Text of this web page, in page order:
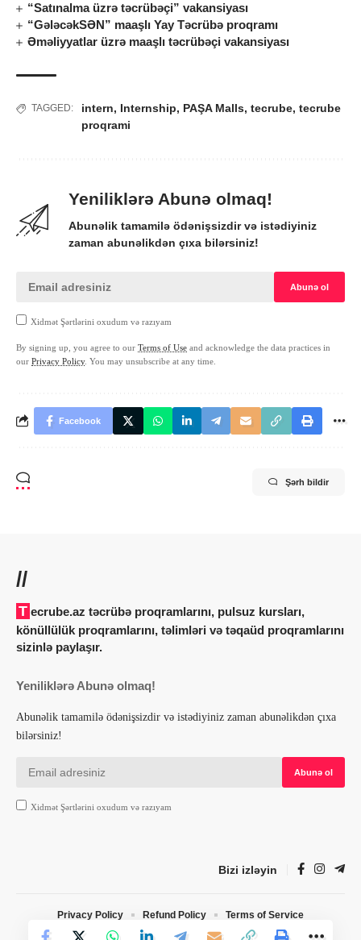
“Satınalma üzrə təcrübəçi” vakansiyası
“GələcəkSƏN” maaşlı Yay Təcrübə proqramı
Əməliyyatlar üzrə maaşlı təcrübəçi vakansiyası
TAGGED: intern, Internship, PAŞA Malls, tecrube, tecrube
proqrami
Yeniliklərə Abunə olmaq!
Abunəlik tamamilə ödənişsizdir və istədiyiniz
zaman abunəlikdən çıxa bilərsiniz!
Xidmət Şərtlərini oxudum və razıyam
By signing up, you agree to our Terms of Use and acknowledge the data practices in
our Privacy Policy. You may unsubscribe at any time.
Facebook
Şərh bildir
//
Tecrube.az təcrübə proqramlarını, pulsuz kursları,
könüllülük proqramlarını, təlimləri və təqaüd proqramlarını
sizinlə paylaşır.
Yeniliklərə Abunə olmaq!
Abunəlik tamamilə ödənişsizdir və istədiyiniz zaman abunəlikdən çıxa
bilərsiniz!
Xidmət Şərtlərini oxudum və razıyam
Bizi izləyin
Privacy Policy Refund Policy Terms of Service